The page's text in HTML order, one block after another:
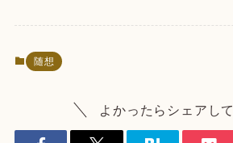
随想
よかったらシェアして